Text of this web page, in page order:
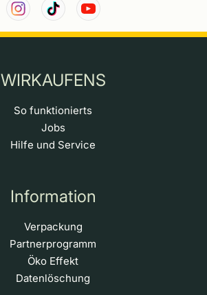
WIRKAUFENS
So funktionierts
Jobs
Hilfe und Service
Information
Verpackung
Partnerprogramm
Öko Effekt
Datenlöschung